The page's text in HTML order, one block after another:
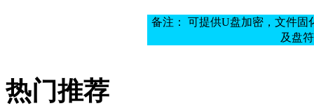
备注： 可提供U盘加密，文件固
及盘
热门推荐